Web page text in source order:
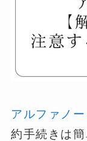
アルファノー
約手続きは